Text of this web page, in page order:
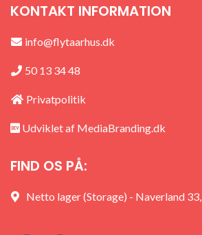
KONTAKT INFORMATION
info@flytaarhus.dk
50 13 34 48
Privatpolitik
Udviklet af MediaBranding.dk
FIND OS PÅ:
Netto lager (Storage) - Naverland 33,